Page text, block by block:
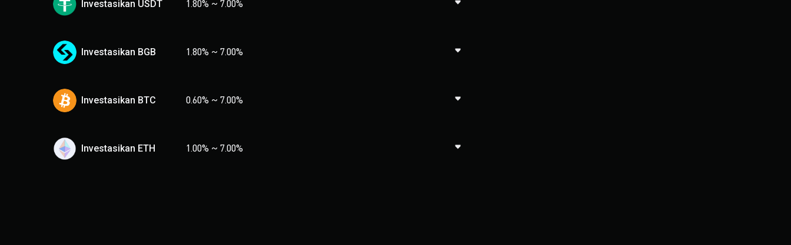
Investasikan USDT 1.80% ~ 7.00%
Investasikan BGB 1.80% ~ 7.00%
Investasikan BTC 0.60% ~ 7.00%
Investasikan ETH 1.00% ~ 7.00%